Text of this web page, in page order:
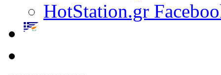
HotStation.gr